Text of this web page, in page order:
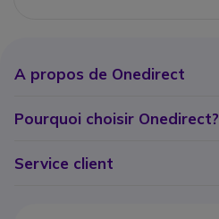
A propos de Onedirect
Pourquoi choisir Onedirect?
Service client